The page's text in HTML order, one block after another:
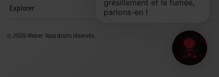
Explorer
© 2026 Weber. Tous droits réservés.